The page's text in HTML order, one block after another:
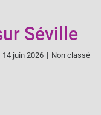
Séville
14 juin 2026 | Non classé